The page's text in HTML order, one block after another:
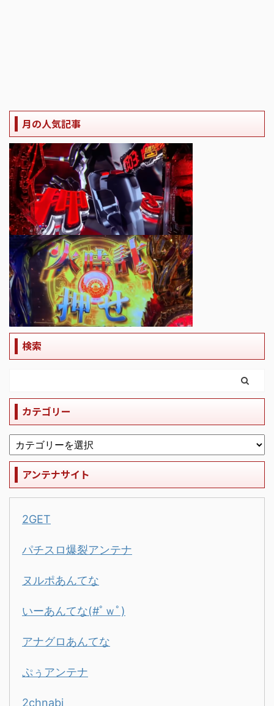
月の人気記事
検索
カテゴリー
アンテナサイト
2GET
パチスロ爆裂アンテナ
ヌルポあんてな
いーあんてな(#ﾟｗﾟ)
アナグロあんてな
ぷぅアンテナ
2chnabi